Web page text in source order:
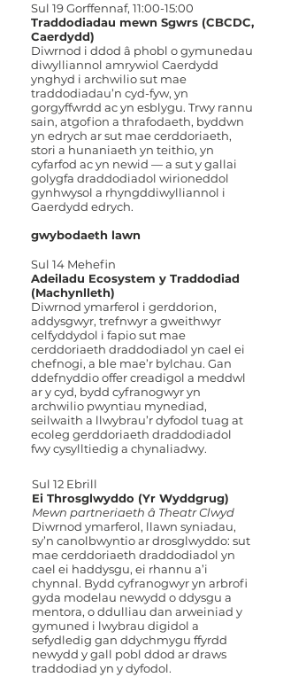
Sul 19 Gorffennaf, 11:00-15:00
Traddodiadau mewn Sgwrs (CBCDC,
Caerdydd)
Diwrnod i ddod â phobl o gymunedau
diwylliannol amrywiol Caerdydd
ynghyd i archwilio sut mae
traddodiadau’n cyd-fyw, yn
gorgyffwrdd ac yn esblygu. Trwy rannu
sain, atgofion a thrafodaeth, byddwn
yn edrych ar sut mae cerddoriaeth,
stori a hunaniaeth yn teithio, yn
cyfarfod ac yn newid — a sut y gallai
golygfa draddodiadol wirioneddol
gynhwysol a rhyngddiwylliannol i
Gaerdydd edrych.
gwybodaeth lawn
Sul 14 Mehefin
Adeiladu Ecosystem y Traddodiad
(Machynlleth)
Diwrnod ymarferol i gerddorion,
addysgwyr, trefnwyr a gweithwyr
celfyddydol i fapio sut mae
cerddoriaeth draddodiadol yn cael ei
chefnogi, a ble mae’r bylchau. Gan
ddefnyddio offer creadigol a meddwl
ar y cyd, bydd cyfranogwyr yn
archwilio pwyntiau mynediad,
seilwaith a llwybrau’r dyfodol tuag at
ecoleg gerddoriaeth draddodiadol
fwy cysylltiedig a chynaliadwy.
Sul 12 Ebrill
Ei Throsglwyddo (Yr Wyddgrug)
Mewn partneriaeth â Theatr Clwyd
Diwrnod ymarferol, llawn syniadau,
sy’n canolbwyntio ar drosglwyddo: sut
mae cerddoriaeth draddodiadol yn
cael ei haddysgu, ei rhannu a’i
chynnal. Bydd cyfranogwyr yn arbrofi
gyda modelau newydd o ddysgu a
mentora, o ddulliau dan arweiniad y
gymuned i lwybrau digidol a
sefydledig gan ddychmygu ffyrdd
newydd y gall pobl ddod ar draws
traddodiad yn y dyfodol.